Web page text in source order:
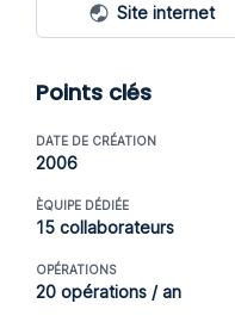
Site internet
Points clés
DATE DE CRÉATION
2006
ÈQUIPE DÉDIÉE
15 collaborateurs
OPÉRATIONS
20 opérations / an